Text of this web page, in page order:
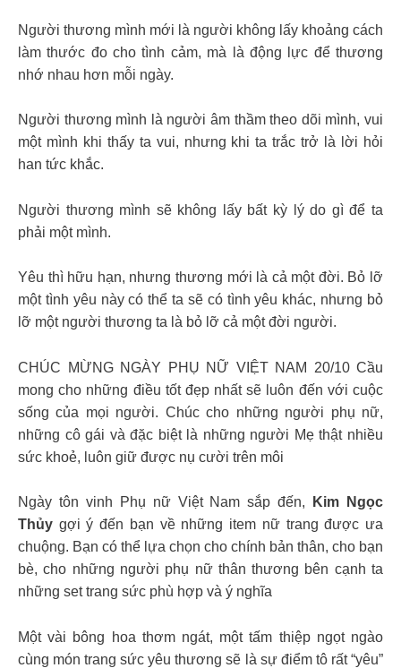
Người thương mình mới là người không lấy khoảng cách
làm thước đo cho tình cảm, mà là động lực để thương
nhớ nhau hơn mỗi ngày.
Người thương mình là người âm thầm theo dõi mình, vui
một mình khi thấy ta vui, nhưng khi ta trắc trở là lời hỏi
han tức khắc.
Người thương mình sẽ không lấy bất kỳ lý do gì để ta
phải một mình.
Yêu thì hữu hạn, nhưng thương mới là cả một đời. Bỏ lỡ
một tình yêu này có thể ta sẽ có tình yêu khác, nhưng bỏ
lỡ một người thương ta là bỏ lỡ cả một đời người.
CHÚC MỪNG NGÀY PHỤ NỮ VIỆT NAM 20/10 Cầu
mong cho những điều tốt đẹp nhất sẽ luôn đến với cuộc
sống của mọi người. Chúc cho những người phụ nữ,
những cô gái và đặc biệt là những người Mẹ thật nhiều
sức khoẻ, luôn giữ được nụ cười trên môi
Ngày tôn vinh Phụ nữ Việt Nam sắp đến,
Kim Ngọc
Thủy gợi ý đến bạn về những item nữ trang được ưa
chuộng. Bạn có thể lựa chọn cho chính bản thân, cho bạn
bè, cho những người phụ nữ thân thương bên cạnh ta
những set trang sức phù hợp và ý nghĩa
Một vài bông hoa thơm ngát, một tấm thiệp ngọt ngào
cùng món trang sức yêu thương sẽ là sự điểm tô rất “yêu”